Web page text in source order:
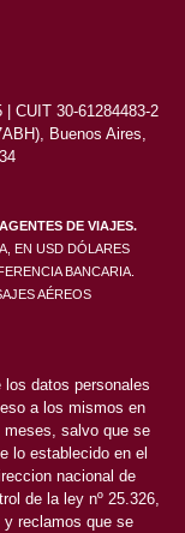
CUIT 30-61284483-2
Buenos Aires,
DE VIAJES.
EN USD DÓLARES
BANCARIA.
AÉREOS
datos personales
a los mismos en
salvo que se
lo establecido en el
nacional de
de la ley nº 25.326,
y reclamos que se